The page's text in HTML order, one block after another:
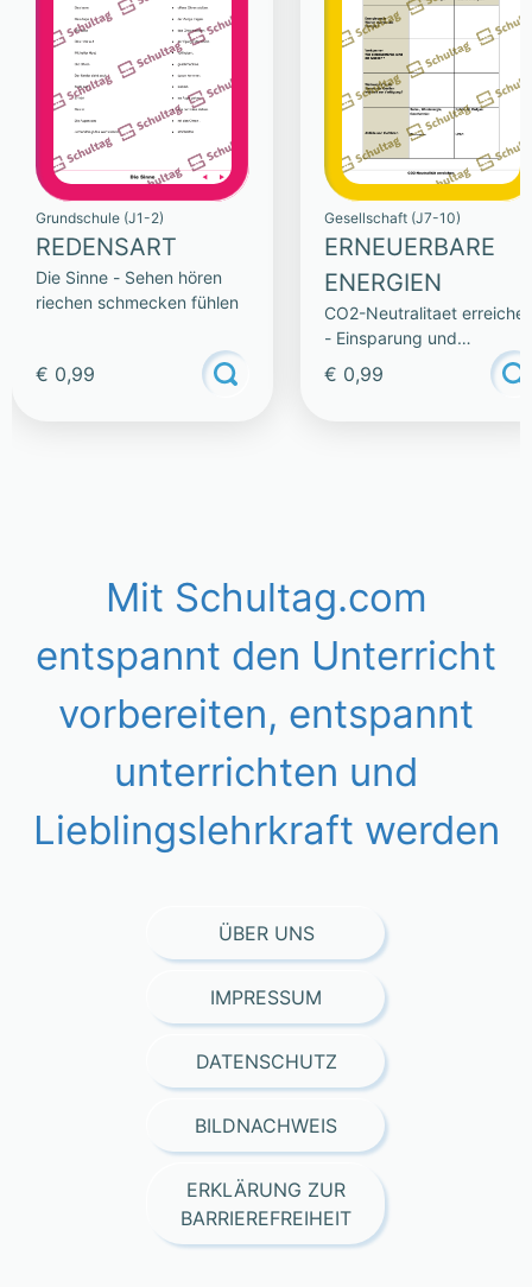
Grundschule (J1-2)
REDENSART
Die Sinne - Sehen hören
riechen schmecken fühlen
€ 0,99
Gesellschaft (J7-10)
ERNEUERBARE
ENERGIEN
CO2-Neutralitaet
- Einsparung und
Technologie
€ 0,99
Mit Schultag.com
entspannt den Unterricht
vorbereiten, entspannt
unterrichten und
Lieblingslehrkraft werden
ÜBER UNS
IMPRESSUM
DATENSCHUTZ
BILDNACHWEIS
ERKLÄRUNG ZUR
BARRIEREFREIHEIT